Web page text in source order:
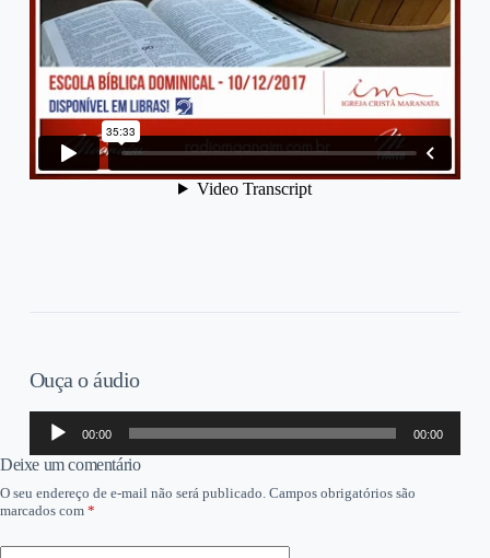
Ouça o áudio
Tocador
áudio
00:00 00:00
Deixe um comentário
O seu endereço de e-mail não será publicado. Campos obrigatórios são
marcados com *